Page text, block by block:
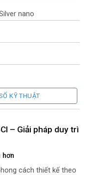
nano
KỸ THUẬT
– Giải pháp duy trì
cách thiết kế theo